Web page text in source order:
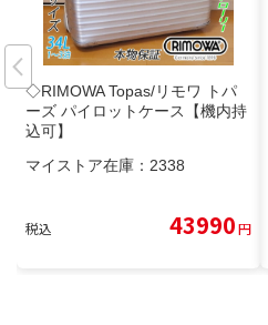
◇RIMOWA Topas/リモワ トパ
ーズ パイロットケース【機内持
込可】
マイストア在庫： 2338
税込 43990円